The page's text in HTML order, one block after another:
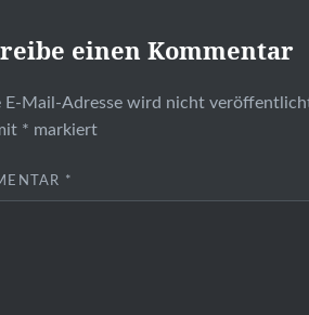
einen Kommentar
E-Mail-Adresse wird nicht
* markiert
*